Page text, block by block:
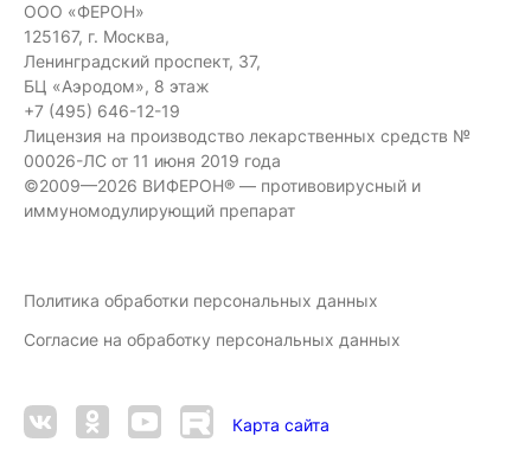
ООО «ФЕРОН»
125167, г. Москва,
Ленинградский проспект, 37,
БЦ «Аэродом», 8 этаж
+7 (495) 646-12-19
Лицензия на производство лекарственных средств №
00026-ЛС от 11 июня 2019 года
©2009—2026 ВИФЕРОН® — противовирусный и
иммуномодулирующий препарат
Политика обработки персональных данных
Согласие на обработку персональных данных
Карта сайта